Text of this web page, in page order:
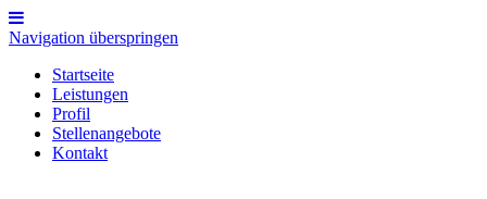
Navigation überspringen
Startseite
Leistungen
Profil
Stellenangebote
Kontakt